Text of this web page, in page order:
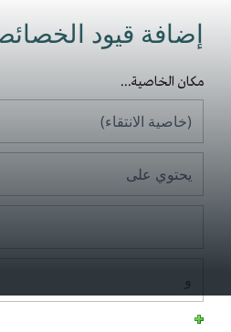
إضافة قيود
مكان الخاصية...